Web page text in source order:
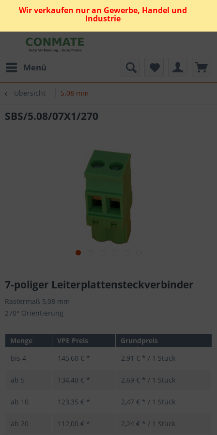
Wir verkaufen nur an Gewerbe, Handel und
Industrie
Menü
Übersicht 5.08 mm
SBS/5.08/07X1/270
7-poliger Leiterplattensteckverbinder
Rastermaß 5,08 mm
270° Orientierung
Menge VPE Preis
Grundpreis
bis 4 145,60 € * 2,91 € * / 1 Stück
ab 5 134,40 € * 2,69 € * / 1 Stück
ab 10 123,35 € * 2,47 € * / 1 Stück
ab 20 112,00 € * 2,24 € * / 1 Stück